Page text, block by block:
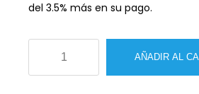
del 3.5% más en su pago.
AÑADIR AL